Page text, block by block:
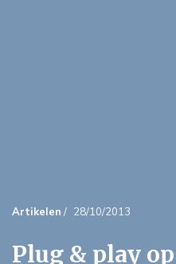
Artikelen / 28/10/2013
Plug & play